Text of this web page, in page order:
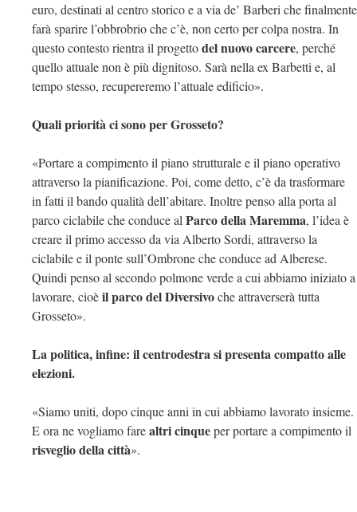
euro, destinati al centro storico e a via de’ Barberi che finalmente
farà sparire l’obbrobrio che c’è, non certo per colpa nostra. In
questo contesto rientra il progettodel nuovo carcere, perché
quello attuale non è più dignitoso. Sarà nella ex Barbetti e, al
tempo stesso, recupereremo l’attuale edificio».
Quali priorità ci sono per Grosseto?
«Portare a compimento il piano strutturale e il piano operativo
attraverso la pianificazione. Poi, come detto, c’è da trasformare
in fatti il bando qualità dell’abitare. Inoltre penso alla porta al
parco ciclabile che conduce alParco della Maremma, l’idea è
creare il primo accesso da via Alberto Sordi, attraverso la
ciclabile e il ponte sull’Ombrone che conduce ad Alberese.
Quindi penso al secondo polmone verde a cui abbiamo iniziato a
lavorare, cioèil parco del Diversivoche attraverserà tutta
Grosseto».
La politica, infine: il centrodestra si presenta compatto alle
elezioni.
«Siamo uniti, dopo cinque anni in cui abbiamo lavorato insieme.
E ora ne vogliamo farealtri cinqueper portare a compimento il
risveglio della città».